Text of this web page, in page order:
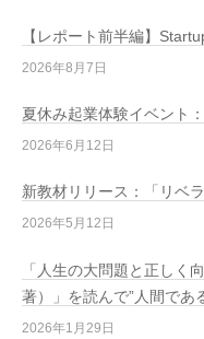
【レポート前半編】
2026年8月7日
夏休み起業体験イベント
2026年6月12日
新教材リリース：「リベ
2026年5月12日
「人生の大問題と正しく
著）」を読んで”人間であ
2026年1月29日